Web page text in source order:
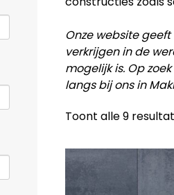
Onze website
verkrijgen in de
mogelijk is. Op
langs bij ons in
Toont alle 9